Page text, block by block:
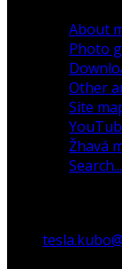
About
Photo
Other
Site
Žhavá
Search...